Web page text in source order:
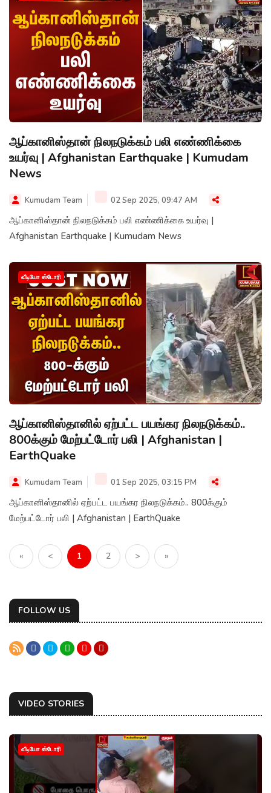
ஆப்கானிஸ்தான் நிலநடுக்கம் பலி எண்ணிக்கை
உயர்வு | Afghanistan Earthquake | Kumudam
News
Kumudam Team 02 Sep 2025, 09:47 AM
ஆப்கானிஸ்தான் நிலநடுக்கம் பலி எண்ணிக்கை உயர்வு |
Afghanistan Earthquake | Kumudam News
வீடியோ ஸ்டோரி
ஆப்கானிஸ்தானில் ஏற்பட்ட பயங்கர நிலநடுக்கம்..
800க்கும் மேற்பட்டோர் பலி | Afghanistan |
EarthQuake
Kumudam Team 01 Sep 2025, 03:15 PM
ஆப்கானிஸ்தானில் ஏற்பட்ட பயங்கர நிலநடுக்கம்.. 800க்கும்
மேற்பட்டோர் பலி | Afghanistan | EarthQuake
« < 1 2 > »
FOLLOW US
VIDEO STORIES
வீடியோ ஸ்டோரி